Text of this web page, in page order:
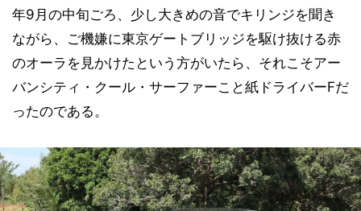
年9月の中旬ごろ、少し大きめの音でキリンジを聞き
ながら、ご機嫌に東京ゲートブリッジを駆け抜ける赤
のオーラを見かけたという方がいたら、それこそアー
バンシティ・クール・サーファーこと紙ドライバーFだ
ったのである。